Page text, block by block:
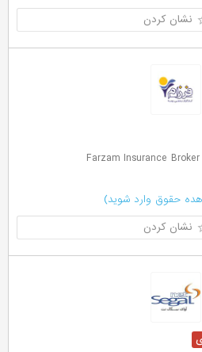
نشان کردن
حقوق وارد شوید)
نشان کردن